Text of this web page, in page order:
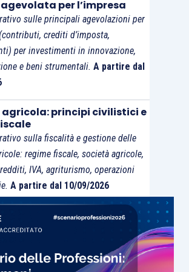
nei registri Iva e inserimento nella
annuale Iva.
di tale circostanza interviene il
che
“Resta fermo l’obbligo di
nell’ambito delle
al decreto del Presidente della
settembre 1973, n. 600, diverse dai
ai fini dell’imposta sul valore
imprese in contabilità semplificata
rilevare tali operazioni con idonea
emessa nel rispetto del loro ordine
riportando tutti gli elementi utili ad
per l’impresa
sulle principali agevolazioni per
crediti d’imposta,
per investimenti in innovazione,
e beni strumentali. A partire dal
agricola: principi civilistici e
sulla fiscalità e gestione delle
regime fiscale, società agricole,
IVA, agriturismo, operazioni
A partire dal 10/09/2026